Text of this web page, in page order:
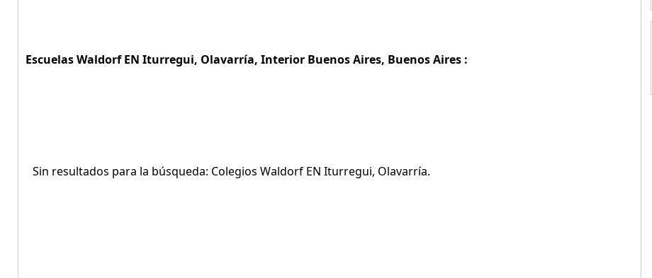
Escuelas Waldorf EN Iturregui, Olavarría, Interior Buenos Aires, Buenos Aires :
Sin resultados para la búsqueda: Colegios Waldorf EN Iturregui, Olavarría.